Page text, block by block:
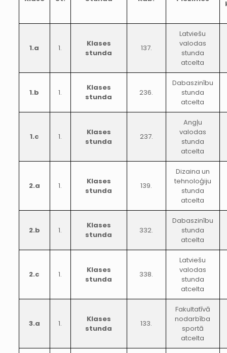
1.a 1.
Klases
stunda
137.
Latviešu
valodas
stunda
atcelta
1.b 1.
Klases
stunda
236.
Dabaszinību
stunda
atcelta
1.c 1.
Klases
stunda
237.
Angļu
valodas
stunda
atcelta
2.a 1.
Klases
stunda
139.
Dizaina un
tehnoloģiju
stunda
atcelta
2.b 1.
Klases
stunda
332.
Dabaszinību
stunda
atcelta
2.c 1.
Klases
stunda
338.
Latviešu
valodas
stunda
atcelta
3.a 1.
Klases
stunda
133.
Fakultatīvā
nodarbība
sportā
atcelta